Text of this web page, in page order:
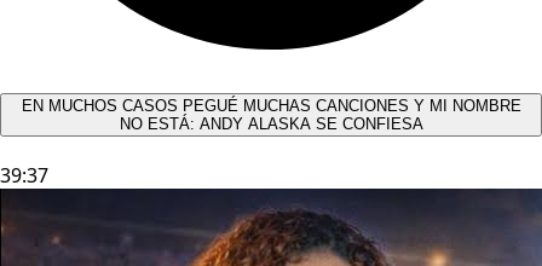
EN MUCHOS CASOS PEGUÉ MUCHAS CANCIONES Y MI NOMBRE
NO ESTÁ: ANDY ALASKA SE CONFIESA​
39:37